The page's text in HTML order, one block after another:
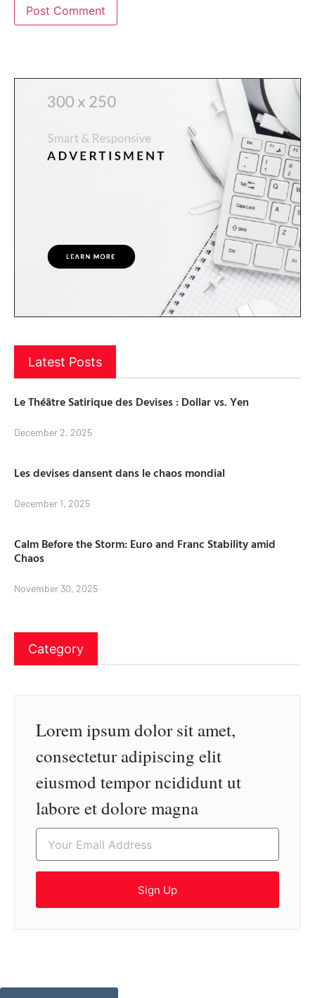
Latest Posts
Le Théâtre Satirique des Devises : Dollar vs. Yen
December 2, 2025
Les devises dansent dans le chaos mondial
December 1, 2025
Calm Before the Storm: Euro and Franc Stability amid
Chaos
November 30, 2025
Category
Lorem ipsum dolor sit amet,
consectetur adipiscing elit
eiusmod tempor ncididunt ut
labore et dolore magna
Sign Up